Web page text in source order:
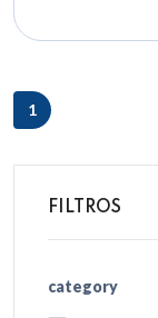
1
FILTROS
category